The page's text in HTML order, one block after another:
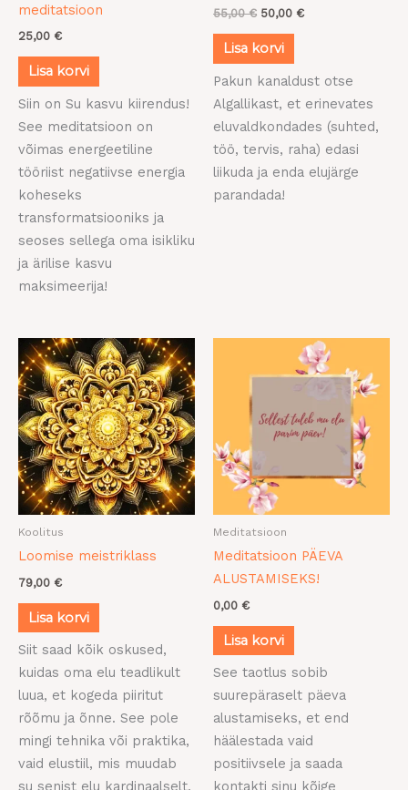
meditatsioon
25,00 €
Lisa korvi
Siin on Su kasvu kiirendus!
See meditatsioon on
võimas energeetiline
tööriist negatiivse energia
koheseks
transformatsiooniks ja
seoses sellega oma isikliku
ja ärilise kasvu
maksimeerija!
55,00€ 50,00 €
Lisa korvi
Pakun kanaldust otse
Algallikast, et erinevates
eluvaldkondades (suhted,
töö, tervis, raha) edasi
liikuda ja enda elujärge
parandada!
Koolitus
Loomise meistriklass
79,00 €
Lisa korvi
Siit saad kõik oskused,
kuidas oma elu teadlikult
luua, et kogeda piiritut
rõõmu ja õnne. See pole
mingi tehnika või praktika,
vaid elustiil, mis muudab
su senist elu kardinaalselt,
Meditatsioon
Meditatsioon PÄEVA
ALUSTAMISEKS!
0,00 €
Lisa korvi
See taotlus sobib
suurepäraselt päeva
alustamiseks, et end
häälestada vaid
positiivsele ja saada
kontakti sinu kõige